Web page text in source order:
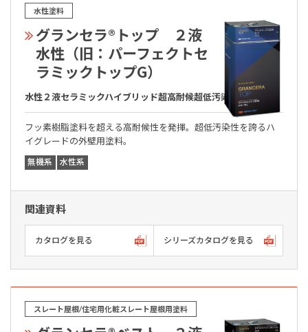
水性塗料
グランセラ®トップ ２液
水性（旧：パーフェクトセ
ラミックトップG）
水性２液セラミックハイブリッド超高耐候超低汚染無機系塗料
フッ素樹脂塗料を超える高耐候性を発揮。超低汚染性を誇るハ
イグレードの外壁用塗料。
無機系 水性系
関連資料
カタログを見る シリーズカタログを見る
スレート屋根/住宅用化粧スレート屋根用塗料